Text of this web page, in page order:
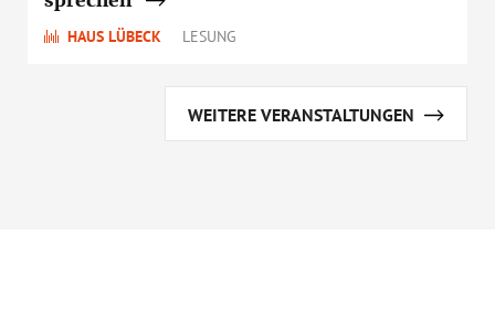
HAUS LÜBECK LESUNG
WEITERE VERANSTALTUNGEN